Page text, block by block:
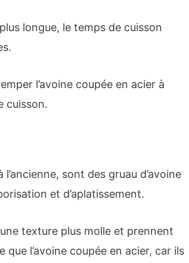
longue, le temps de cuisson
l’avoine coupée en acier à
cuisson.
sont des gruau d’avoine
et d’aplatissement.
texture plus molle et prennent
l’avoine coupée en acier, car ils